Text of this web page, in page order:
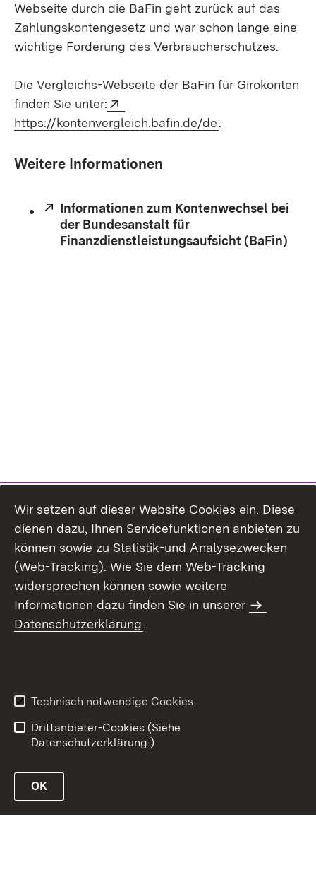
Webseite durch die BaFin geht zurück auf das
Zahlungskontengesetz und war schon lange eine
wichtige Forderung des Verbraucherschutzes.
Die Vergleichs-Webseite der BaFin für Girokonten
finden Sie unter:
https://kontenvergleich.bafin.de/de.
Weitere Informationen
Extern:
Informationen zum Kontenwechsel bei
der Bundesanstalt für
Finanzdienstleistungsaufsicht (BaFin)
Wir setzen auf dieser Website Cookies ein. Diese
dienen dazu, Ihnen Servicefunktionen anbieten zu
können sowie zu Statistik-und Analysezwecken
(Web-Tracking). Wie Sie dem Web-Tracking
widersprechen können sowie weitere
Informationen dazu finden Sie in unserer
Datenschutzerklärung.
Technisch notwendige Cookies
Drittanbieter-Cookies (Siehe
Datenschutzerklärung.)
OK